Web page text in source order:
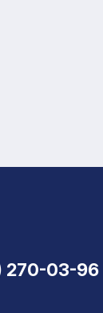
270-03-96